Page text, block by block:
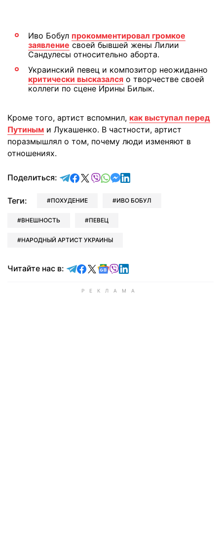
Иво Бобул прокомментировал громкое
заявление своей бывшей жены Лилии
Сандулесы относительно аборта.
Украинский певец и композитор неожиданно
критически высказался о творчестве своей
коллеги по сцене Ирины Билык.
Кроме того, артист вспомнил, как выступал перед
Путиным и Лукашенко. В частности, артист
поразмышлял о том, почему люди изменяют в
отношениях.
Поделиться: отправить в Telegram
поделиться в Facebook
поделиться в X
отправить в Viber
отправить в Whatsapp
отправить в Messenger
отправить в LinkedIn
Теги: ПОХУДЕНИЕ ИВО БОБУЛ
ВНЕШНОСТЬ ПЕВЕЦ
НАРОДНЫЙ АРТИСТ УКРАИНЫ
Читайте нас в: Читайте в Telegram
Читайте в Facebook
Читайте в X
Читайте в Google news
Читайте в Viber
Читайте в LinkedIn